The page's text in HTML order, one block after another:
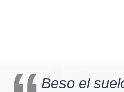
Beso el